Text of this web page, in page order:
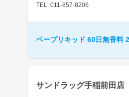
TEL: 011-857-8206
ベープリキッド 60日無香料
サンドラッグ手稲前田店